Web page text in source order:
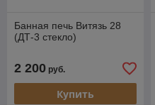
Банная печь Витязь 28
(ДТ-3 стекло)
2 200 руб.
Купить